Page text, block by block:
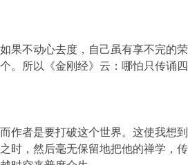
不动心去度，自己虽有享不完的荣
。所以《金刚经》云：哪怕只传诵四
者是要打破这个世界。这使我想
时，然后毫无保留地把他的禅学，